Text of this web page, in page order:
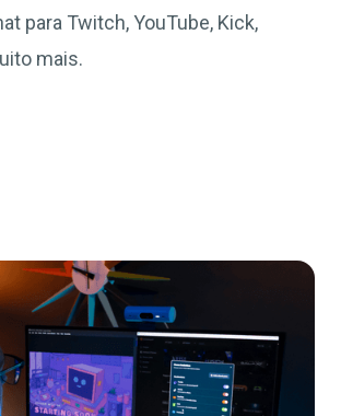
para Twitch, YouTube, Kick,
mais.